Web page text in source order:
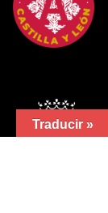
Traducir »